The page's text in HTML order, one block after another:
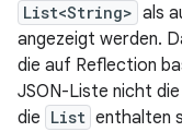
List<String> als
angezeigt werden.
die auf Reflection
JSON-Liste nicht
die List enthalten